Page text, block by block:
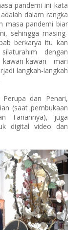
pandemi ini kata
dalam rangka
masa pandemi biar
sehingga masing-
berkarya itu kan
dengan
kawan mari
langkah-langkah
dan Penari,
(saat pembukaan
Tariannya), juga
digital video dan